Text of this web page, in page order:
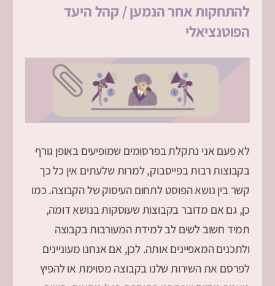
להתחקות אחר הנמען / קהל היעד
הפוטנציאלי
לא פעם אני נתקלת בפרסומים שמופיעים באופן גורף
בקבוצות רבות בפייסבוק, למרות שלעתים אין כל כך
קשר בין נושא הפוסט לתחום העיסוק של הקבוצה. כמו
כן, גם אם מדובר בקבוצות שעוסקות בנושא דומה,
תמיד חשוב לשים לב למידת המעורבות בקבוצה
ולתכנים המאפיינים אותה. לכן, אם אנחנו מעוניינים
לפרסם את השירות שלנו בקבוצה מסוימת או להפיץ